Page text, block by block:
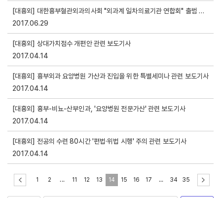
[대흉외] 대한흉부혈관외과의사회 "외과계 일차의료기관 연합회" 출범 관련 보도기사
2017.06.29
[대흉외] 상대가치점수 개편안 관련 보도기사
2017.04.14
[대흉외] 흉부외과 요양병원 가산과 진입을 위한 특별세미나 관련 보도기사
2017.04.14
[대흉외] 흉부-비뇨-산부인과, '요양병원 전문가산' 관련 보도기사
2017.04.14
[대흉외] 전공의 수련 80시간 '편법·위법 시행' 주의 관련 보도기사
2017.04.14
1 2 ... 11 12 13 14 15 16 17 ... 34 35